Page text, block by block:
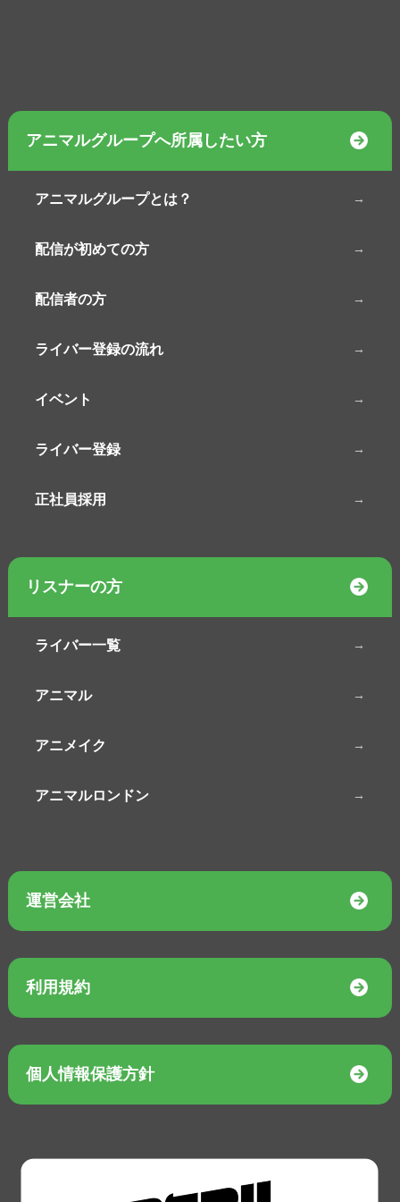
アニマルグループへ所属したい方
アニマルグループとは？
配信が初めての方
配信者の方
ライバー登録の流れ
イベント
ライバー登録
正社員採用
リスナーの方
ライバー一覧
アニマル
アニメイク
アニマルロンドン
運営会社
利用規約
個人情報保護方針